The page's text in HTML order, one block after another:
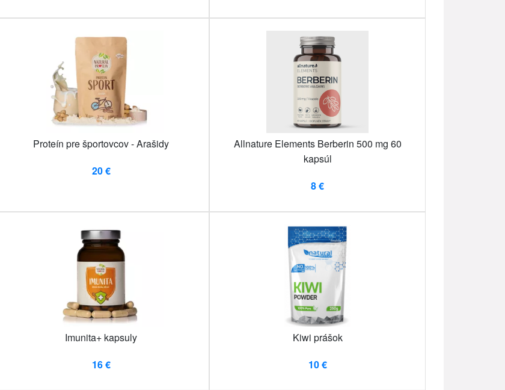
Proteín pre športovcov - Arašidy
20 €
Allnature Elements Berberin 500 mg 60
kapsúl
8 €
Imunita+ kapsuly
16 €
Kiwi prášok
10 €